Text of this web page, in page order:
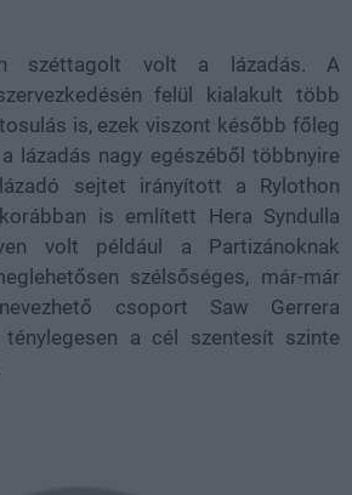
széttagolt volt a lázadás. A
felül kialakult több
is, ezek viszont később főleg
lázadás nagy egészéből többnyire
sejtet irányított a Rylothon
is említett Hera Syndulla
volt például a Partizánoknak
szélsőséges, már-már
csoport Saw Gerrera
ténylegesen a cél szentesít szinte